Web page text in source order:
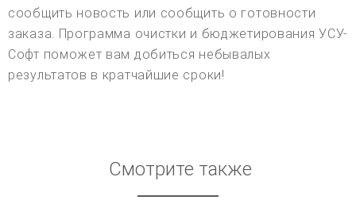
сообщить новость или сообщить о готовности
заказа. Программа очистки и бюджетирования УСУ-
Софт поможет вам добиться небывалых
результатов в кратчайшие сроки!
Смотрите также